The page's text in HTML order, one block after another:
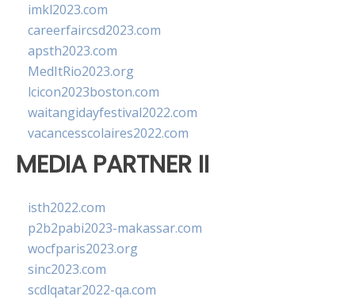
imkl2023.com
careerfaircsd2023.com
apsth2023.com
MedItRio2023.org
lcicon2023boston.com
waitangidayfestival2022.com
vacancesscolaires2022.com
MEDIA PARTNER II
isth2022.com
p2b2pabi2023-makassar.com
wocfparis2023.org
sinc2023.com
scdlqatar2022-qa.com